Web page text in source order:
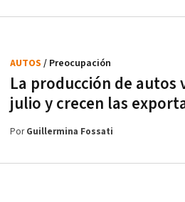
La producción de autos
julio y crecen las
AUTOS / Preocupación
PorGuillermina Fossati